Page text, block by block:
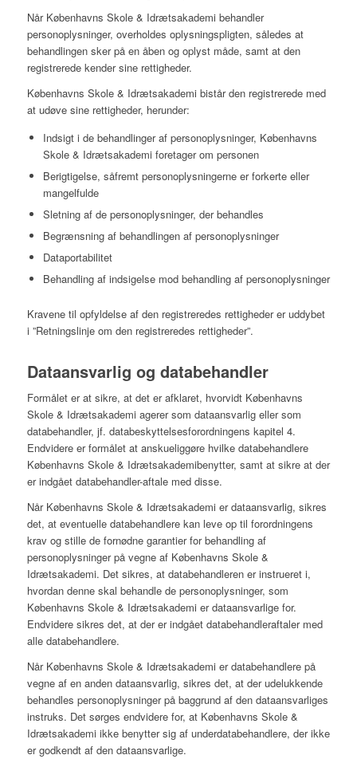
Når Københavns Skole & Idrætsakademi behandler
personoplysninger, overholdes oplysningspligten, således at
behandlingen sker på en åben og oplyst måde, samt at den
registrerede kender sine rettigheder.
Københavns Skole & Idrætsakademi bistår den registrerede med
at udøve sine rettigheder, herunder:
Indsigt i de behandlinger af personoplysninger, Københavns
Skole & Idrætsakademi foretager om personen
Berigtigelse, såfremt personoplysningerne er forkerte eller
mangelfulde
Sletning af de personoplysninger, der behandles
Begrænsning af behandlingen af personoplysninger
Dataportabilitet
Behandling af indsigelse mod behandling af personoplysninger
Kravene til opfyldelse af den registreredes rettigheder er uddybet
i ”Retningslinje om den registreredes rettigheder”.
Dataansvarlig og databehandler
Formålet er at sikre, at det er afklaret, hvorvidt Københavns
Skole & Idrætsakademi agerer som dataansvarlig eller som
databehandler, jf. databeskyttelsesforordningens kapitel 4.
Endvidere er formålet at anskueliggøre hvilke databehandlere
Københavns Skole & Idrætsakademibenytter, samt at sikre at der
er indgået databehandler-aftale med disse.
Når Københavns Skole & Idrætsakademi er dataansvarlig, sikres
det, at eventuelle databehandlere kan leve op til forordningens
krav og stille de fornødne garantier for behandling af
personoplysninger på vegne af Københavns Skole &
Idrætsakademi. Det sikres, at databehandleren er instrueret i,
hvordan denne skal behandle de personoplysninger, som
Københavns Skole & Idrætsakademi er dataansvarlige for.
Endvidere sikres det, at der er indgået databehandleraftaler med
alle databehandlere.
Når Københavns Skole & Idrætsakademi er databehandlere på
vegne af en anden dataansvarlig, sikres det, at der udelukkende
behandles personoplysninger på baggrund af den dataansvarliges
instruks. Det sørges endvidere for, at Københavns Skole &
Idrætsakademi ikke benytter sig af underdatabehandlere, der ikke
er godkendt af den dataansvarlige.